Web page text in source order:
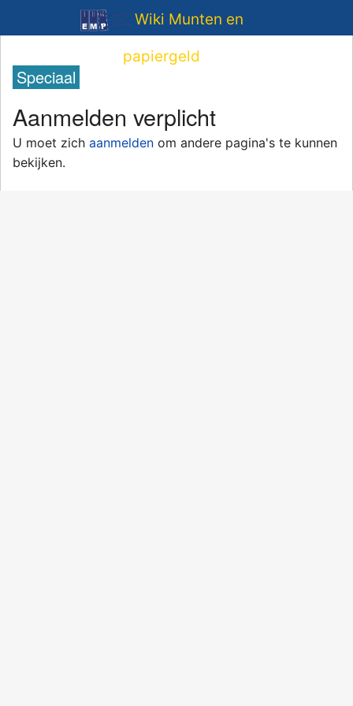
Wiki Munten en
papiergeld
Speciaal
Aanmelden verplicht
U moet zich aanmelden om andere pagina's te kunnen
bekijken.